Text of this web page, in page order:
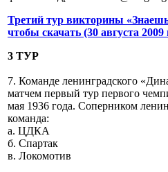
Третий тур викторины
чтобы скачать (30 августа 2009
3 ТУР
7. Команде ленинградского
матчем первый тур первого
мая 1936 года. Соперником
команда:
а. ЦДКА
б. Спартак
в. Локомотив